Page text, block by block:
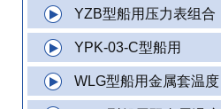
YZB型船用压力表组合
YPK-03-C型船用
WLG型船用金属套温度